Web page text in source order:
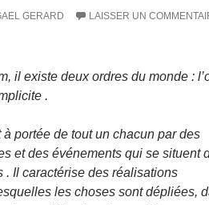
GERARD LAISSER UN
il existe deux ordres du monde :
.
à portée de tout un chacun par des
et des événements qui se situent
. Il caractérise des réalisations
les choses sont dépliées,